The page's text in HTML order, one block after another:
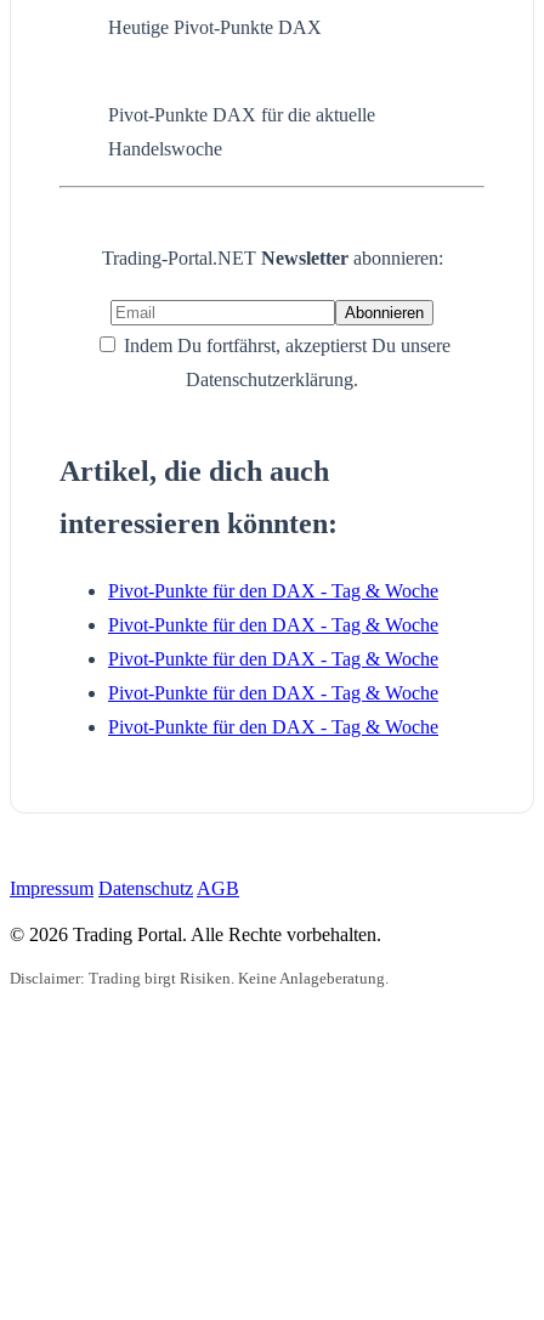
Heutige Pivot-Punkte DAX
Pivot-Punkte DAX für die aktuelle
Handelswoche
Trading-Portal.NET Newsletter abonnieren:
Indem Du fortfährst, akzeptierst Du unsere
Datenschutzerklärung.
Artikel, die dich auch
interessieren könnten:
Pivot-Punkte für den DAX - Tag & Woche
Pivot-Punkte für den DAX - Tag & Woche
Pivot-Punkte für den DAX - Tag & Woche
Pivot-Punkte für den DAX - Tag & Woche
Pivot-Punkte für den DAX - Tag & Woche
Impressum Datenschutz AGB
© 2026 Trading Portal. Alle Rechte vorbehalten.
Disclaimer: Trading birgt Risiken. Keine Anlageberatung.